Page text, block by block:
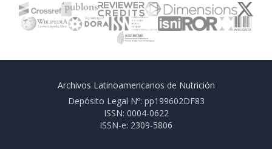
Archivos Latinoamericanos de Nutrición
Depósito Legal Nº: pp199602DF83
ISSN: 0004-0622
ISSN-e: 2309-5806